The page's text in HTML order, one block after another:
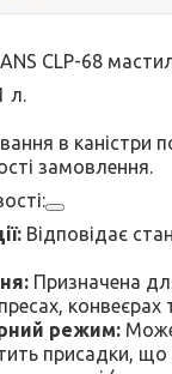
CLP-68
л.
в каністри
замовлення.
Відповідає
Призначена
режим:
присадки, що